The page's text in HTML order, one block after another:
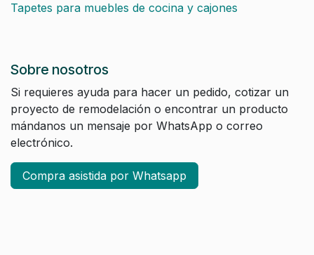
Tapetes para muebles de cocina y cajones
Sobre nosotros
Si requieres ayuda para hacer un pedido, cotizar un
proyecto de remodelación o encontrar un producto
mándanos un mensaje por WhatsApp o correo
electrónico.
Compra asistida por Whatsapp